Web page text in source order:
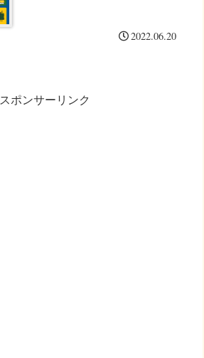
2022.06.20
スポンサーリンク